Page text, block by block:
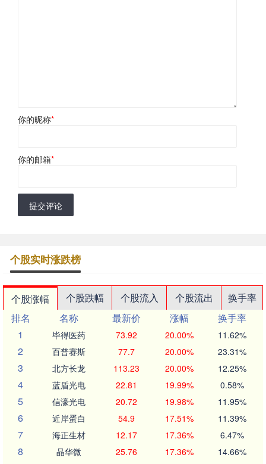
你的昵称*
你的邮箱*
提交评论
个股实时涨跌榜
个股涨幅 个股跌幅 个股流入 个股流出
换手率
排名
名称 最新价 涨幅
换手率
1
毕得医药 73.92 20.00% 11.62%
2 百普赛斯 77.7 20.00% 23.31%
3 北方长龙 113.23 20.00% 12.25%
4 蓝盾光电 22.81 19.99% 0.58%
5 信濠光电 20.72 19.98% 11.95%
6 近岸蛋白 54.9 17.51% 11.39%
7 海正生材 12.17 17.36% 6.47%
8 晶华微 25.76 17.36% 14.66%